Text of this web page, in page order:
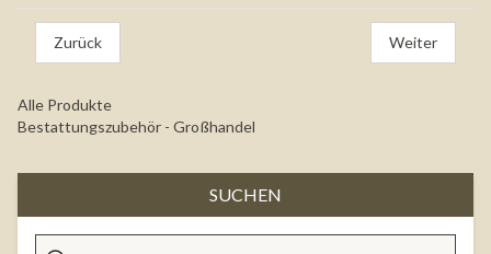
SUCHEN
Zurück Weiter
Alle Produkte
Bestattungszubehör - Großhandel